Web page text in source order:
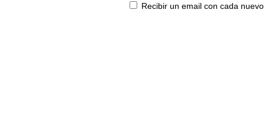
Recibir un email con cada